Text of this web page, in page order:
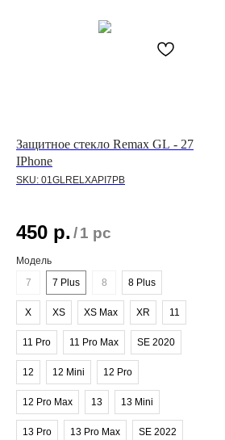
Защитное стекло Remax GL - 27
IPhone
SKU: 01GLRELXAPI7PB
450 р. /1 pc
Модель
7
7 Plus 8 8 Plus
X XS XS Max XR 11
11 Pro 11 Pro Max SE 2020
12 12 Mini 12 Pro
12 Pro Max 13 13 Mini
13 Pro 13 Pro Max SE 2022